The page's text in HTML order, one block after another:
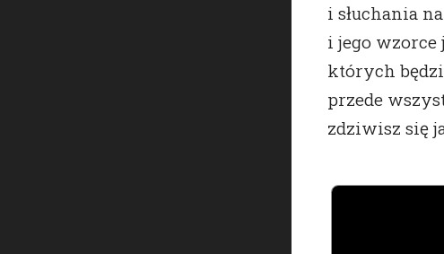
i słuchania
i jego
których
przede
zdziwisz się